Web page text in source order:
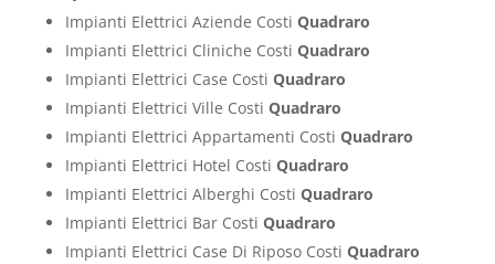
Impianti Elettrici Aziende Costi Quadraro
Impianti Elettrici Cliniche Costi Quadraro
Impianti Elettrici Case Costi Quadraro
Impianti Elettrici Ville Costi Quadraro
Impianti Elettrici Appartamenti Costi Quadraro
Impianti Elettrici Hotel Costi Quadraro
Impianti Elettrici Alberghi Costi Quadraro
Impianti Elettrici Bar Costi Quadraro
Impianti Elettrici Case Di Riposo Costi Quadraro